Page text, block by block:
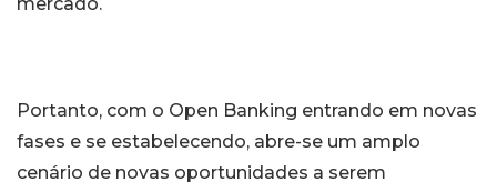
Portanto, com o Open Banking entrando em novas
fases e se estabelecendo, abre-se um amplo
cenário de novas oportunidades a serem